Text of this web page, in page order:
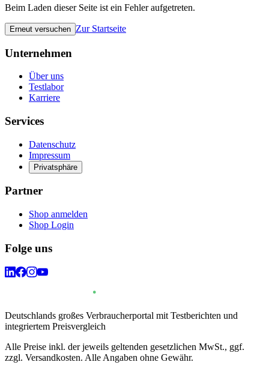
Beim Laden dieser Seite ist ein Fehler aufgetreten.
Erneut versuchen Zur Startseite
Unternehmen
Über uns
Testlabor
Karriere
Services
Datenschutz
Impressum
Privatsphäre
Partner
Shop anmelden
Shop Login
Folge uns
Deutschlands großes Verbraucherportal mit Testberichten und
integriertem Preisvergleich
Alle Preise inkl. der jeweils geltenden gesetzlichen MwSt., ggf.
zzgl. Versandkosten. Alle Angaben ohne Gewähr.